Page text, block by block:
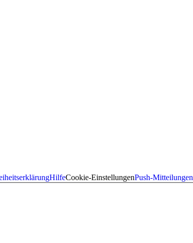
HilfeCookie-EinstellungenPush-Mitteilungen